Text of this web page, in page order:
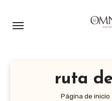
ruta
Página de inicio